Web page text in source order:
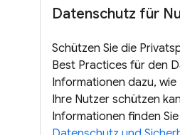
Datenschutz für
Schützen Sie die
Best Practices für den
Informationen dazu, wie
Ihre Nutzer schützen
Informationen finden